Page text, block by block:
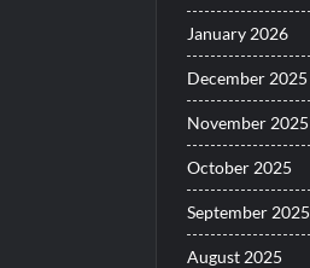
January 2026
December 2025
November 2025
October 2025
September 2025
August 2025